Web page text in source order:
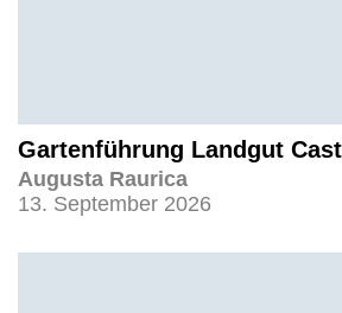
Gartenführung Landgut
Augusta Raurica
13. September 2026